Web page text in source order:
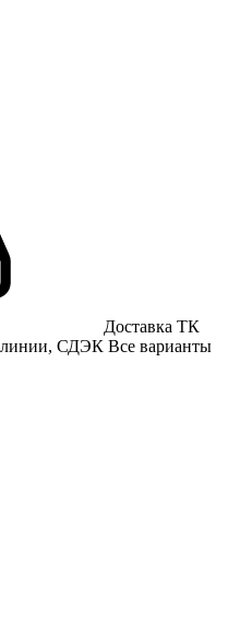
Доставка ТК
линии, СДЭК Все варианты